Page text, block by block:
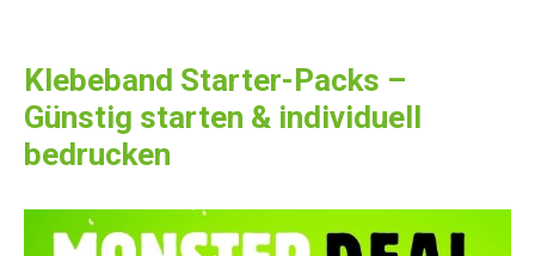
Klebeband Starter-Packs –
Günstig starten & individuell
bedrucken